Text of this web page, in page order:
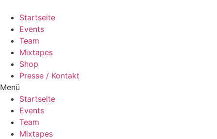
Inhalt
wechseln
Startseite
Events
Team
Mixtapes
Shop
Presse / Kontakt
Menü
Startseite
Events
Team
Mixtapes